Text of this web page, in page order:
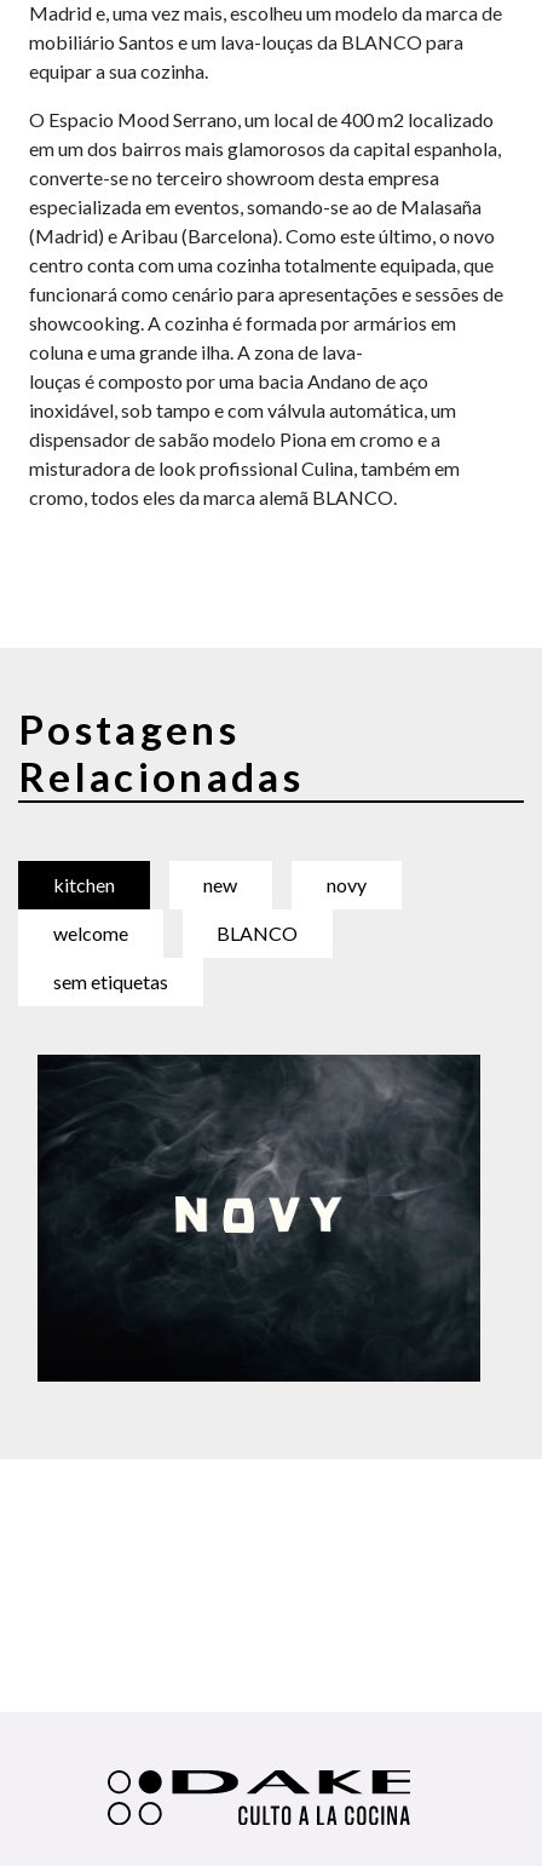
Madrid e, uma vez mais, escolheu um modelo da marca de
mobiliário Santos e um lava-louças da BLANCO para
equipar a sua cozinha.
O Espacio Mood Serrano, um local de 400 m2 localizado
em um dos bairros mais glamorosos da capital espanhola,
converte-se no terceiro showroom desta empresa
especializada em eventos, somando-se ao de Malasaña
(Madrid) e Aribau (Barcelona). Como este último, o novo
centro conta com uma cozinha totalmente equipada, que
funcionará como cenário para apresentações e sessões de
showcooking. A cozinha é formada por armários em
coluna e uma grande ilha. A zona de lava-
louças é composto por uma bacia Andano de aço
inoxidável, sob tampo e com válvula automática, um
dispensador de sabão modelo Piona em cromo e a
misturadora de look profissional Culina, também em
cromo, todos eles da marca alemã BLANCO.
Postagens
Relacionadas
kitchen new novy
welcome BLANCO
sem etiquetas